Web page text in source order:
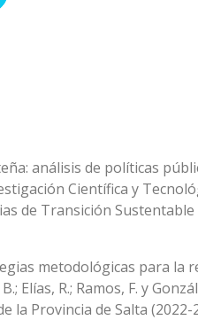
análisis de políticas
Científica y
de Transición
metodológicas para la
R.; Ramos, F. y
Provincia de Salta (2022-